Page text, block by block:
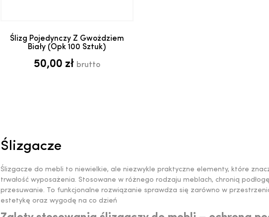
Ślizg Pojedynczy Z Gwożdziem
Biały (opk 100 Sztuk)
50,00 zł brutto
Ślizgacze
Ślizgacze do mebli to niewielkie, ale niezwykle praktyczne elementy, które
trwałość wyposażenia. Stosowane w różnego rodzaju meblach, chronią
przesuwanie. To funkcjonalne rozwiązanie sprawdza się zarówno w
estetykę oraz wygodę na co dzień